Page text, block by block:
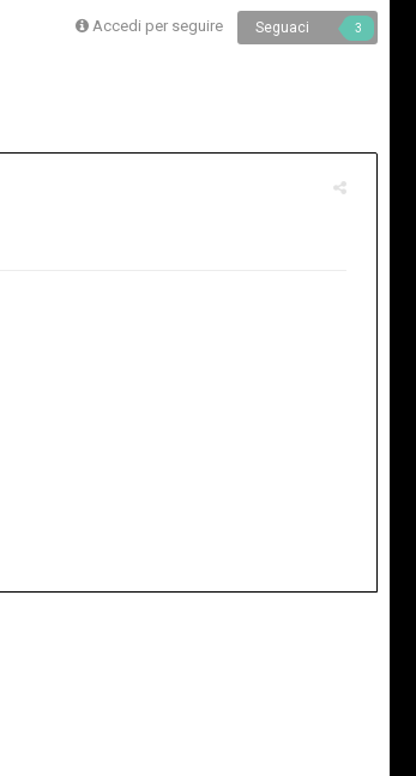
Accedi per seguire Seguaci 3